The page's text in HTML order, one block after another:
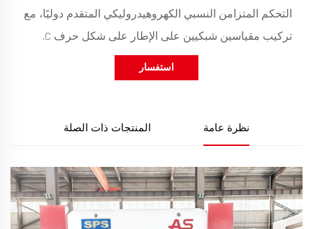
التحكم المتزامن النسبي الكهروهيدروليكي المتقدم دوليًا، مع
تركيب مقياسين شبكيين على الإطار على شكل حرف C.
استفسار
نظرة عامة المنتجات ذات الصلة